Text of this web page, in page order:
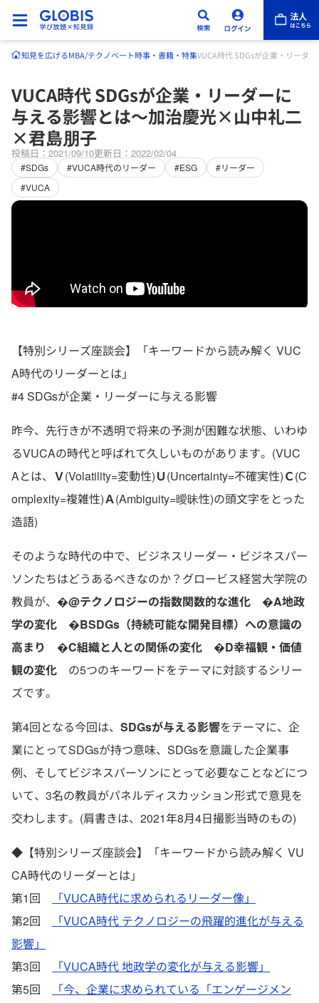
知見を広げるMBA/テクノベート時事・書籍・特集VUCA時代 SDGsが企業・リーダ
VUCA時代 SDGsが企業・リーダーに
与える影響とは〜加治慶光×山中礼二
×君島朋子
投稿日：2021/09/10更新日：2022/02/04
#SDGs #VUCA時代のリーダー #ESG
#リーダー
#VUCA
【特別シリーズ座談会】「キーワードから読み解く VUC
A時代のリーダーとは」
#4 SDGsが企業・リーダーに与える影響
昨今、先行きが不透明で将来の予測が困難な状態、いわゆ
るVUCAの時代と呼ばれて久しいものがあります。(VUC
Aとは、 Ｖ(Volatility=変動性)Ｕ(Uncertainty=不確実性)Ｃ(C
omplexity=複雑性)Ａ(Ambiguity=曖昧性)の頭文字をとった
造語)
そのような時代の中で、ビジネスリーダー・ビジネスパー
ソンたちはどうあるべきなのか？グロービス経営大学院の
教員が、 �@テクノロジーの指数関数的な進化 �A地政
学の変化 �BSDGs（持続可能な開発目標）への意識の
高まり �C組織と人との関係の変化 �D幸福観・価値
観の変化 の5つのキーワードをテーマに対談するシリー
ズです。
第4回となる今回は、 SDGsが与える影響をテーマに、企
業にとってSDGsが持つ意味、SDGsを意識した企業事
例、そしてビジネスパーソンにとって必要なことなどにつ
いて、3名の教員がパネルディスカッション形式で意見を
交わします。(肩書きは、2021年8月4日撮影当時のもの)
◆【特別シリーズ座談会】「キーワードから読み解く VU
CA時代のリーダーとは」
第1回
「VUCA時代に求められるリーダー像」
第2回
「VUCA時代 テクノロジーの飛躍的進化が与える
影響」
第3回
「VUCA時代 地政学の変化が与える影響」
第5回
「今、企業に求められている「エンゲージメン